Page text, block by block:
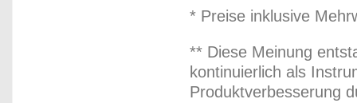
* Preise inklusive
** Diese Meinung
kontinuierlich als
Produktverbesserung